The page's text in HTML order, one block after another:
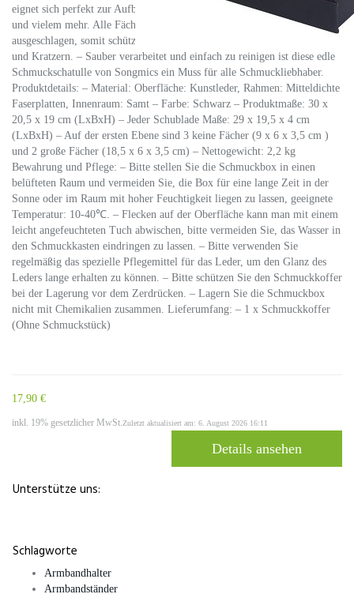
eignet sich perfekt zur Aufbewahrung von Uhren, Halsketten, Ohrringen
und vielem mehr. Alle Fächer sind mit weichem beige Samt
ausgeschlagen, somit schützt er Ihre wertvollen Lieblingsstücke vor Staub
und Kratzern. – Sauber verarbeitet und einfach zu reinigen ist diese edle
Schmuckschatulle von Songmics ein Muss für alle Schmuckliebhaber.
Produktdetails: – Material: Oberfläche: Kunstleder, Rahmen: Mitteldichte
Faserplatten, Innenraum: Samt – Farbe: Schwarz – Produktmaße: 30 x
20,5 x 19 cm (LxBxH) – Jeder Schublade Maße: 29 x 19,5 x 4 cm
(LxBxH) – Auf der ersten Ebene sind 3 keine Fächer (9 x 6 x 3,5 cm )
und 2 große Fächer (18,5 x 6 x 3,5 cm) – Nettogewicht: 2,2 kg
Bewahrung und Pflege: – Bitte stellen Sie die Schmuckbox in einen
belüfteten Raum und vermeiden Sie, die Box für eine lange Zeit in der
Sonne oder im Raum mit hoher Feuchtigkeit liegen zu lassen, geeignete
Temperatur: 10-40℃. – Flecken auf der Oberfläche kann man mit einem
leicht angefeuchteten Tuch abwischen, bitte vermeiden Sie, das Wasser in
den Schmuckkasten eindringen zu lassen. – Bitte verwenden Sie
regelmäßig das spezielle Pflegemittel für das Leder, um den Glanz des
Leders lange erhalten zu können. – Bitte schützen Sie den Schmuckkoffer
bei der Lagerung vor dem Zerdrücken. – Lagern Sie die Schmuckbox
nicht mit Chemikalien zusammen. Lieferumfang: – 1 x Schmuckkoffer
(Ohne Schmuckstück)
17,90 €
inkl. 19% gesetzlicher MwSt.Zuletzt aktualisiert am: 6. August 2026 16:11
Details ansehen
Unterstütze uns:
Schlagworte
Armbandhalter
Armbandständer